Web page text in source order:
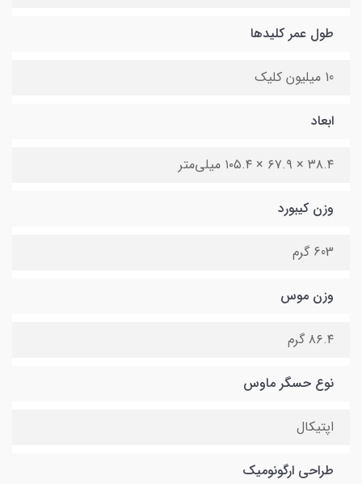
طول عمر کلیدها
10 میلیون کلیک
ابعاد
۳۸.۴ × ۶۷.۹ × ۱۰۵.۴ میلی‌متر
وزن کیبورد
603 گرم
وزن موس
۸۶.۴ گرم
نوع حسگر ماوس
اپتیکال
طراحی ارگونومیک